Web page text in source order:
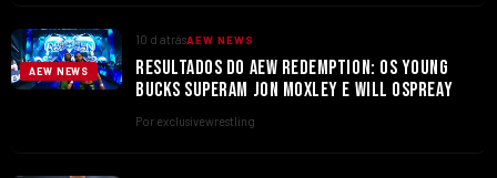
AEW NEWS
10 d atrásAEW NEWS
RESULTADOS DO AEW REDEMPTION: OS YOUNG
BUCKS SUPERAM JON MOXLEY E WILL OSPREAY
Por exclusivewrestling